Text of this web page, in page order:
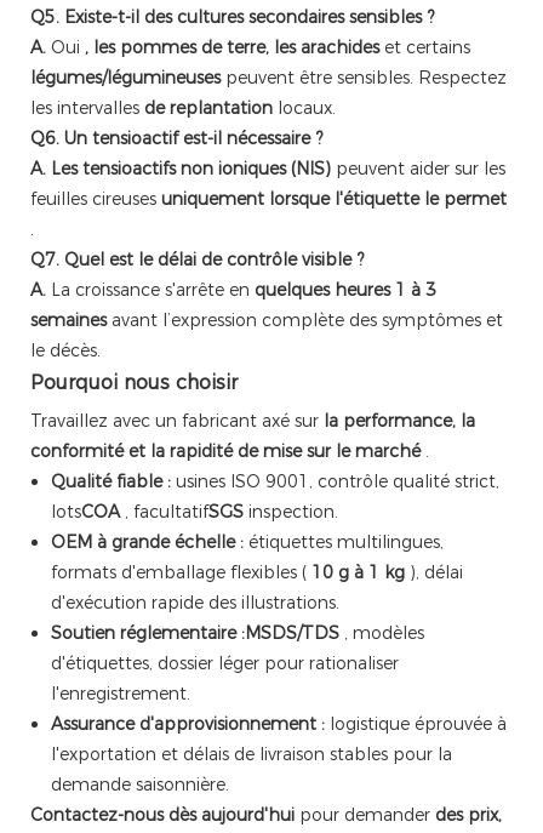
Q5. Existe-t-il des cultures secondaires sensibles ?
A. Oui , les pommes de terre, les arachideset certains
légumes/légumineusespeuvent être sensibles. Respectez
les intervalles de replantation locaux.
Q6. Un tensioactif est-il nécessaire ?
A. Les tensioactifs non ioniques (NIS) peuvent aider sur les
feuilles cireuses uniquement lorsque l'étiquette le permet
.
Q7. Quel est le délai de contrôle visible ?
A. La croissance s'arrête en quelques heures 1 à 3
semainesavant l’expression complète des symptômes et
le décès.
Pourquoi nous choisir
Travaillez avec un fabricant axé sur la performance, la
conformité et la rapidité de mise sur le marché.
Qualité fiable :usines ISO 9001, contrôle qualité strict,
lotsCOA, facultatifSGSinspection.
OEM à grande échelle :étiquettes multilingues,
formats d'emballage flexibles ( 10 g à 1 kg), délai
d'exécution rapide des illustrations.
Soutien réglementaire :MSDS/TDS, modèles
d'étiquettes, dossier léger pour rationaliser
l'enregistrement.
Assurance d'approvisionnement :logistique éprouvée à
l'exportation et délais de livraison stables pour la
demande saisonnière.
Contactez-nous dès aujourd'hui pour demander des prix,